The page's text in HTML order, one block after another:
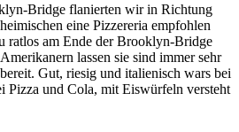
Bridge flanierten wir in Richtung
eine Pizzereria empfohlen
ratlos am Ende der Brooklyn-Bridge
lassen sie sind immer sehr
Gut, riesig und italienisch wars bei
Pizza und Cola, mit Eiswürfeln versteht